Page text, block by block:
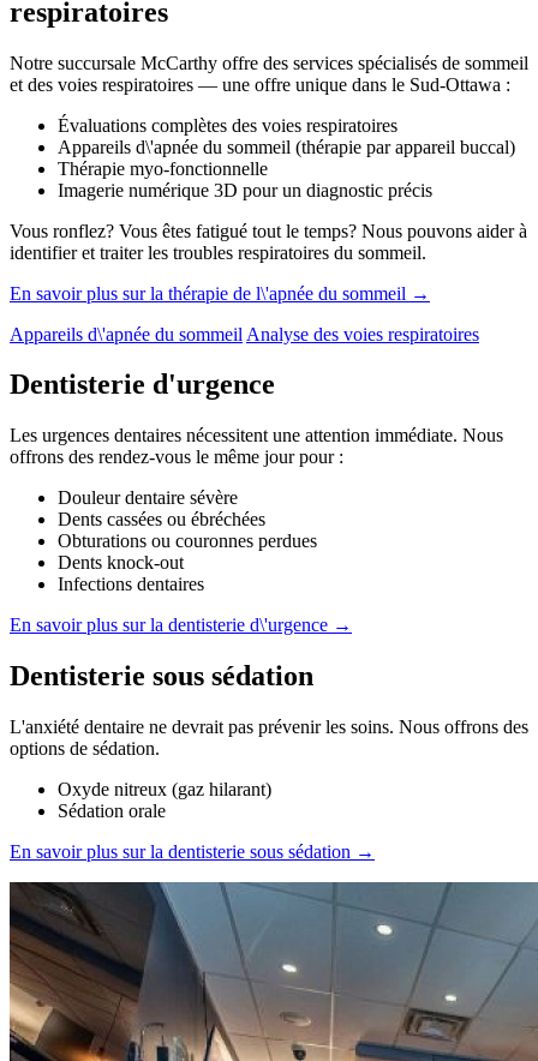
respiratoires
Notre succursale McCarthy offre des services spécialisés de sommeil
et des voies respiratoires — une offre unique dans le Sud-Ottawa :
Évaluations complètes des voies respiratoires
Appareils d\'apnée du sommeil (thérapie par appareil buccal)
Thérapie myo-fonctionnelle
Imagerie numérique 3D pour un diagnostic précis
Vous ronflez? Vous êtes fatigué tout le temps? Nous pouvons aider à
identifier et traiter les troubles respiratoires du sommeil.
En savoir plus sur la thérapie de l\'apnée du sommeil →
Appareils d\'apnée du sommeil Analyse des voies respiratoires
Dentisterie d'urgence
Les urgences dentaires nécessitent une attention immédiate. Nous
offrons des rendez-vous le même jour pour :
Douleur dentaire sévère
Dents cassées ou ébréchées
Obturations ou couronnes perdues
Dents knock-out
Infections dentaires
En savoir plus sur la dentisterie d\'urgence →
Dentisterie sous sédation
L'anxiété dentaire ne devrait pas prévenir les soins. Nous offrons des
options de sédation.
Oxyde nitreux (gaz hilarant)
Sédation orale
En savoir plus sur la dentisterie sous sédation →